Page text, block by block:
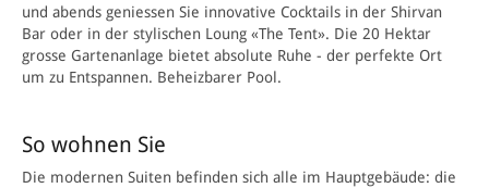
und abends geniessen Sie innovative Cocktails in der Shirvan
Bar oder in der stylischen Loung «The Tent». Die 20 Hektar
grosse Gartenanlage bietet absolute Ruhe - der perfekte Ort
um zu Entspannen. Beheizbarer Pool.
So wohnen Sie
Die modernen Suiten befinden sich alle im Hauptgebäude: die